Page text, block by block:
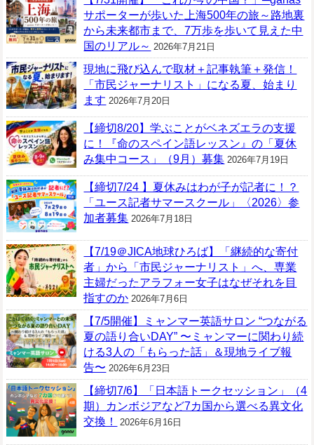
サポーターが歩いた上海500年の旅～路地裏
から未来都市まで、7万歩を歩いて見えた中
国のリアル～ 2026年7月21日
現地に飛び込んで取材＋記事執筆＋発信！
「市民ジャーナリスト」になる夏、始まり
ます 2026年7月20日
【締切8/20】学ぶことがベネズエラの支援
に！『命のスペイン語レッスン』の「夏休
み集中コース」（9月）募集 2026年7月19日
【締切7/24 】夏休みはわが子が記者に！？
「ユース記者サマースクール」〈2026〉参
加者募集 2026年7月18日
【7/19＠JICA地球ひろば】「継続的な寄付
者」から「市民ジャーナリスト」へ、専業
主婦だったアラフォー女子はなぜそれを目
指すのか 2026年7月6日
【7/5開催】ミャンマー英語サロン “つながる
夏の語り合いDAY” 〜ミャンマーに関わり続
ける3人の「もらった話」＆現地ライブ報
告〜 2026年6月23日
【締切7/6】「日本語トークセッション」（4
期）カンボジアなど7カ国から選べる異文化
交換！
2026年6月16日